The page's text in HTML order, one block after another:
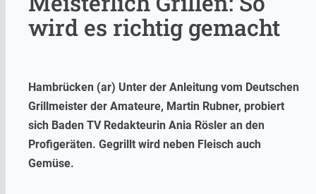
wird es richtig gemacht
Hambrücken (ar) Unter der Anleitung vom Deutschen
Grillmeister der Amateure, Martin Rubner, probiert
sich Baden TV Redakteurin Ania Rösler an den
Profigeräten. Gegrillt wird neben Fleisch auch
Gemüse.